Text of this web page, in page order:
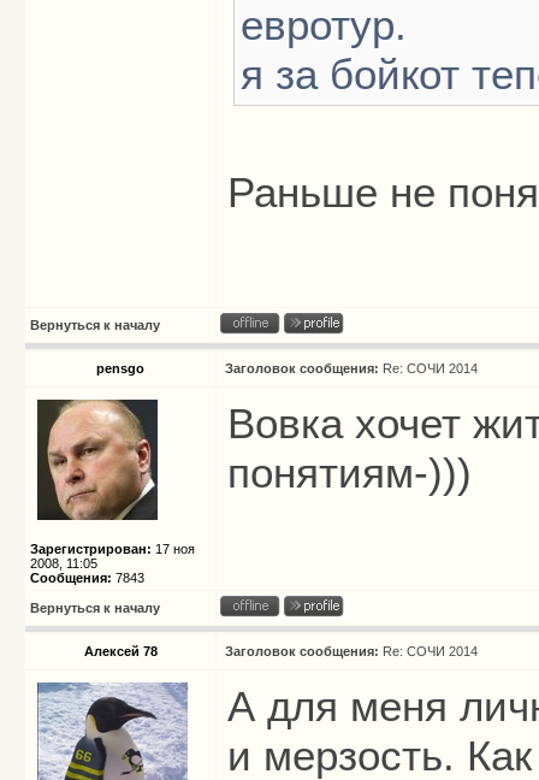
евротур.
я за бойкот
Раньше не
Вернуться к началу
pensgo Заголовок сообщения: Re: СОЧИ 2014
Зарегистрирован: 17 ноя
2008, 11:05
Сообщения: 7843
Вовка хочет
понятиям-)))
Вернуться к началу
Алексей 78 Заголовок сообщения: Re: СОЧИ 2014
А для меня
и мерзость.